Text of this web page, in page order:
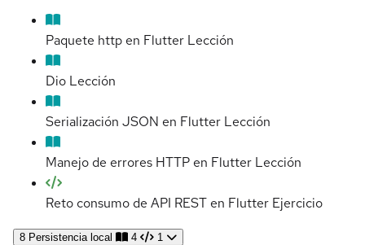
Paquete http en Flutter Lección
Dio Lección
Serialización JSON en Flutter Lección
Manejo de errores HTTP en Flutter Lección
Reto consumo de API REST en Flutter Ejercicio
8 Persistencia local 4 1